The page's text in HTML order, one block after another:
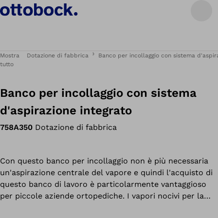
Mostra
tutto
Dotazione di fabbrica Banco per incollaggio con sistema
Banco per incollaggio con sistema
d'aspirazione integrato
758A350 Dotazione di fabbrica
Con questo banco per incollaggio non è più necessaria
un'aspirazione centrale del vapore e quindi l'acquisto di
questo banco di lavoro è particolarmente vantaggioso
per piccole aziende ortopediche. I vapori nocivi per la